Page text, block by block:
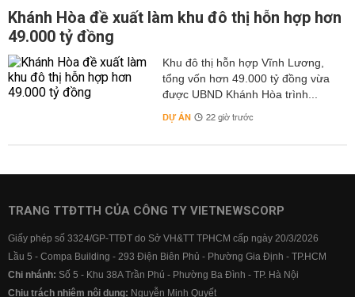
Khánh Hòa đề xuất làm khu đô thị hỗn hợp hơn
49.000 tỷ đồng
Khu đô thị hỗn hợp Vĩnh Lương,
tổng vốn hơn 49.000 tỷ đồng vừa
được UBND Khánh Hòa trình...
DỰ ÁN 22 giờ trước
TRANG TTĐTTH CỦA CÔNG TY VIETNEWSCORP
Giấy phép số 3324/GP-TTĐT do Sở VH&TT TPHCM cấp ngày 20/3/2026
Lầu 5 - Compa Building - 293 Điện Biên Phủ - Phường Gia Định - TP.HCM
Chi nhánh: Số 5 - Khu 38A Trần Phú - Phường Ba Đình - TP. Hà Nội
Chịu trách nhiệm nội dung: Nguyễn Minh Quyết